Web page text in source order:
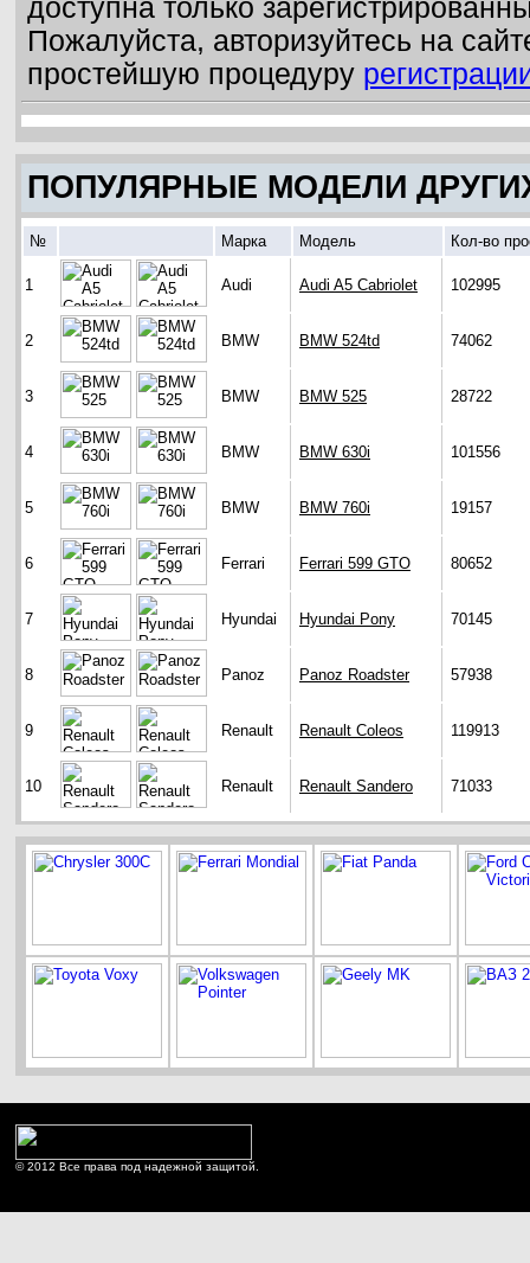
доступна только
Пожалуйста, авторизуйтесь на
простейшую процедуру
ПОПУЛЯРНЫЕ МОДЕЛИ
№ Марка Модель Кол-во
1 Audi Audi A5 Cabriolet 102995
2 BMW BMW 524td 74062
3 BMW BMW 525 28722
4 BMW BMW 630i 101556
5 BMW BMW 760i 19157
6 Ferrari Ferrari 599 GTO 80652
7 Hyundai Hyundai Pony 70145
8 Panoz Panoz Roadster 57938
9 Renault Renault Coleos 119913
10 Renault Renault Sandero 71033
© 2012 Все права под надежной защитой.